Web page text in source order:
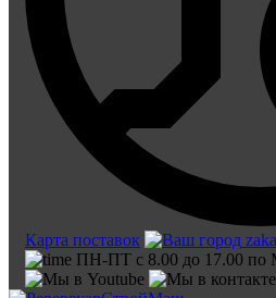
Карта поставок
ПН-ПТ с 8.00 до 17.00